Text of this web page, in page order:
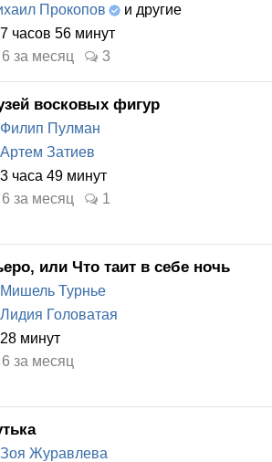
Прокопов
и другие
7 часов 56 минут
6 за месяц 3
восковых фигур
Филип Пулман
Артем Затиев
3 часа 49 минут
6 за месяц 1
или Что таит в себе ночь
Мишель Турнье
Лидия Головатая
28 минут
6 за месяц
Зоя Журавлева